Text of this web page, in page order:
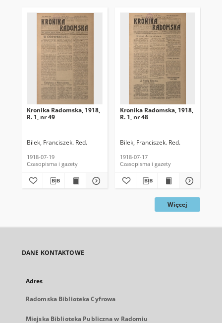
Kronika Radomska, 1918,
R. 1, nr 49
Bilek, Franciszek. Red.
1918-07-19
Czasopisma i gazety
Kronika Radomska, 1918,
R. 1, nr 48
Bilek, Franciszek. Red.
1918-07-17
Czasopisma i gazety
Więcej
DANE KONTAKTOWE
Adres
Radomska Biblioteka Cyfrowa
Miejska Biblioteka Publiczna w Radomiu